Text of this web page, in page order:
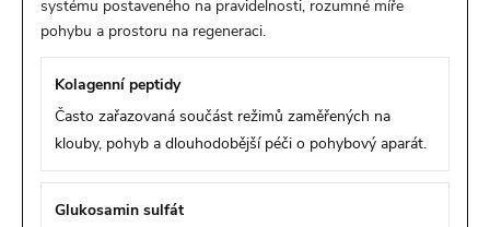
systému postaveného na pravidelnosti, rozumné míře
pohybu a prostoru na regeneraci.
Kolagenní peptidy
Často zařazovaná součást režimů zaměřených na
klouby, pohyb a dlouhodobější péči o pohybový aparát.
Glukosamin sulfát